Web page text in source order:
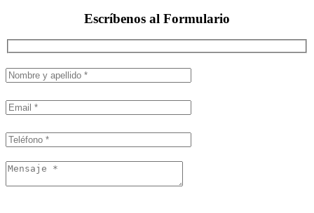
Escríbenos al Formulario